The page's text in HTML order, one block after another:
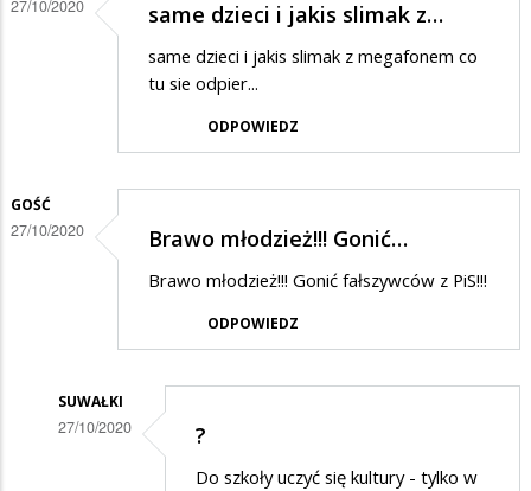
27/10/2020 same dzieci i jakis slimak z…
same dzieci i jakis slimak z megafonem co
tu sie odpier...
ODPOWIEDZ
GOŚĆ
27/10/2020 Brawo młodzież!!! Gonić…
Brawo młodzież!!! Gonić fałszywców z PiS!!!
ODPOWIEDZ
SUWAŁKI
27/10/2020 ?
Do szkoły uczyć się kultury - tylko w